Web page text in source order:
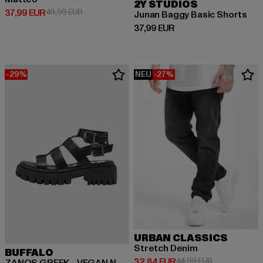
37,99 EUR
Derzeitiger Preis: 37,99 EUR
49,99 EURAktionspreis: 49,99 EUR
2Y STUDIOS
Junan Baggy Basic Shorts
37,99 EUR
Derzeitiger Preis: 37,99 EUR
-29%
BUFFALO
NEU -27%
URBAN CLASSICS
Stretch Denim
44,99 EURAktionspreis: